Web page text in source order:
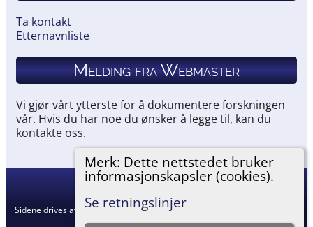
Merk: Dette nettstedet bruker
informasjonskapsler (cookies).
Se retningslinjer
Ta kontakt
Etternavnliste
Melding fra Webmaster
Vi gjør vårt ytterste for å dokumentere forskningen
vår. Hvis du har noe du ønsker å legge til, kan du
kontakte oss.
Hemneslekt 2026
Sidene drives av The Next Generation of Genealogy Sitebuilding